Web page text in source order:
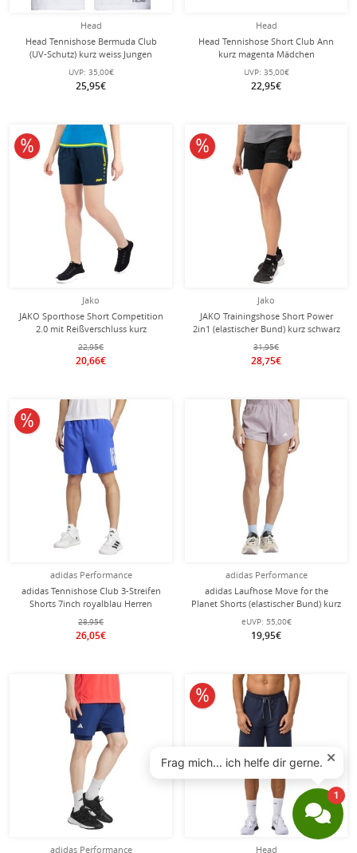
Head
Head Tennishose Bermuda Club
(UV-Schutz) kurz weiss Jungen
UVP: 35,00€
25,95€
Head
Head Tennishose Short Club Ann
kurz magenta Mädchen
UVP: 35,00€
22,95€
Jako
JAKO Sporthose Short Competition
2.0 mit Reißverschluss kurz
dunkelblau/neongelb Damen
22,95€
20,66€
10% reduziert
Jako
JAKO Trainingshose Short Power
2in1 (elastischer Bund) kurz schwarz
Damen
31,95€
28,75€
10% reduziert
adidas Performance
adidas Tennishose Club 3-Streifen
Shorts 7inch royalblau Herren
28,95€
26,05€
10% reduziert
adidas Performance
adidas Laufhose Move for the
Planet Shorts (elastischer Bund) kurz
violett Damen
eUVP: 55,00€
19,95€
adidas Performance Head
10% reduziert